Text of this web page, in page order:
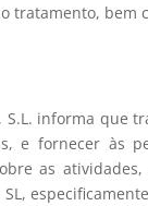
tratamento, bem
S.L. informa
e fornecer às
as
SL,